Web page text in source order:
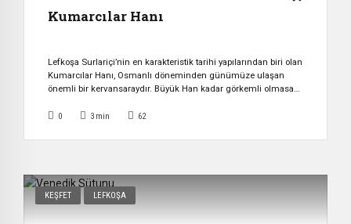
Kumarcılar Hanı
Lefkoşa Surlariçi’nin en karakteristik tarihi yapılarından biri olan
Kumarcılar Hanı, Osmanlı döneminden günümüze ulaşan
önemli bir kervansaraydır. Büyük Han kadar görkemli olmasa
geçmişin ticaret hayatını yakından hissettiren özel bir duraktır.
içi ticaret hanlarının tipik özelliklerini taşımaktadır. Tarih
0 3 min 62
KEŞFET LEFKOŞA